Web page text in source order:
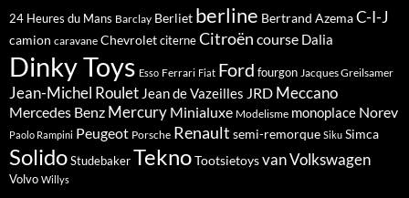
24 Heures du Mans Barclay Berliet berline Bertrand AzemaC-I-J
camion caravane ChevroletciterneCitroën course Dalia
Dinky Toys Esso Ferrari Fiat Ford fourgon Jacques Greilsamer
Jean-Michel Roulet Jean de Vazeilles JRD Meccano
Mercedes Benz Mercury Minialuxe Modelisme monoplace Norev
Paolo Rampini Peugeot Porsche Renault semi-remorque Siku Simca
SolidoStudebakerTeknoTootsietoysvanVolkswagen
Volvo Willys